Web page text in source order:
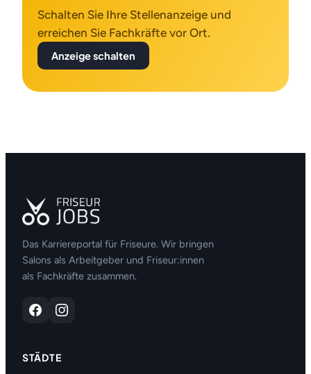
Schalten Sie Ihre Stellenanzeige und
erreichen Sie Fachkräfte vor Ort.
Anzeige schalten
Das Karriereportal für Friseure. Wir bringen
Salons als Arbeitgeber und Friseur:innen
als Fachkräfte zusammen.
STÄDTE